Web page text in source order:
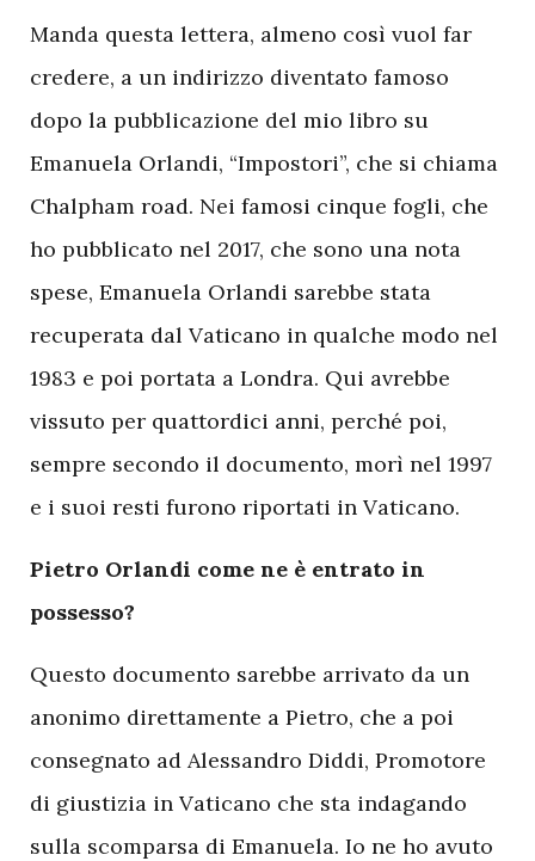
Manda questa lettera, almeno così vuol far
credere, a un indirizzo diventato famoso
dopo la pubblicazione del mio libro su
Emanuela Orlandi, “Impostori”, che si chiama
Chalpham road. Nei famosi cinque fogli, che
ho pubblicato nel 2017, che sono una nota
spese, Emanuela Orlandi sarebbe stata
recuperata dal Vaticano in qualche modo nel
1983 e poi portata a Londra. Qui avrebbe
vissuto per quattordici anni, perché poi,
sempre secondo il documento, morì nel 1997
e i suoi resti furono riportati in Vaticano.
Pietro Orlandi come ne è entrato in
possesso?
Questo documento sarebbe arrivato da un
anonimo direttamente a Pietro, che a poi
consegnato ad Alessandro Diddi, Promotore
di giustizia in Vaticano che sta indagando
sulla scomparsa di Emanuela. Io ne ho avuto